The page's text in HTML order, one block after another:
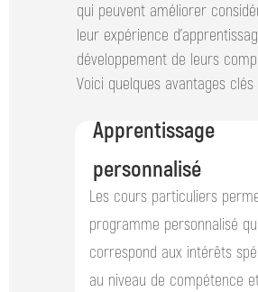
qui peuvent améliorer
leur expérience
développement de leurs
Voici quelques avantages clés
Les cours particuliers
programme personnalisé qui
correspond aux intérêts
au niveau de compétence
Apprentissage
personnalisé